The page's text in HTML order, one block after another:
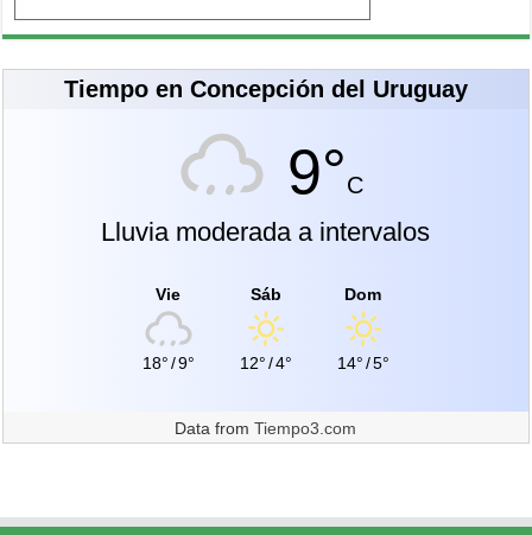
Tiempo en Concepción del Uruguay
9°C
Lluvia moderada a intervalos
Vie
18°/9°
Sáb
12°/4°
Dom
14°/5°
Data fromTiempo3.com